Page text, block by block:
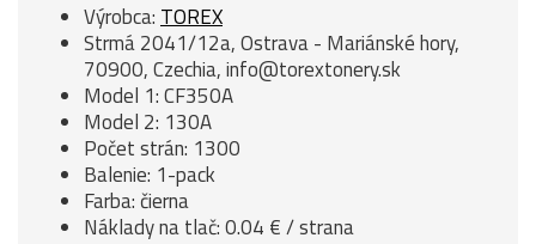
Výrobca: TOREX
Strmá 2041/12a, Ostrava - Mariánské hory,
70900, Czechia, info@torextonery.sk
Model 1: CF350A
Model 2: 130A
Počet strán: 1300
Balenie: 1-pack
Farba: čierna
Náklady na tlač: 0.04 € / strana